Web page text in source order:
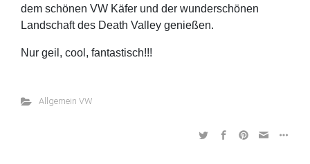
dem schönen VW Käfer und der wunderschönen
Landschaft des Death Valley genießen.
Nur geil, cool, fantastisch!!!
Allgemein VW